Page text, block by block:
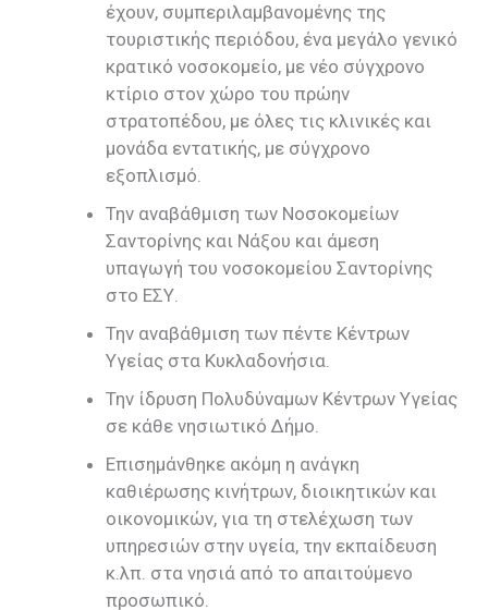
έχουν, συμπεριλαμβανομένης της
τουριστικής περιόδου, ένα μεγάλο γενικό
κρατικό νοσοκομείο, με νέο σύγχρονο
κτίριο στον χώρο του πρώην
στρατοπέδου, με όλες τις κλινικές και
μονάδα εντατικής, με σύγχρονο
εξοπλισμό.
Την αναβάθμιση των Νοσοκομείων
Σαντορίνης και Νάξου και άμεση
υπαγωγή του νοσοκομείου Σαντορίνης
στο ΕΣΥ.
Την αναβάθμιση των πέντε Κέντρων
Υγείας στα Κυκλαδονήσια.
Την ίδρυση Πολυδύναμων Κέντρων Υγείας
σε κάθε νησιωτικό Δήμο.
Επισημάνθηκε ακόμη η ανάγκη
καθιέρωσης κινήτρων, διοικητικών και
οικονομικών, για τη στελέχωση των
υπηρεσιών στην υγεία, την εκπαίδευση
κ.λπ. στα νησιά από το απαιτούμενο
προσωπικό.